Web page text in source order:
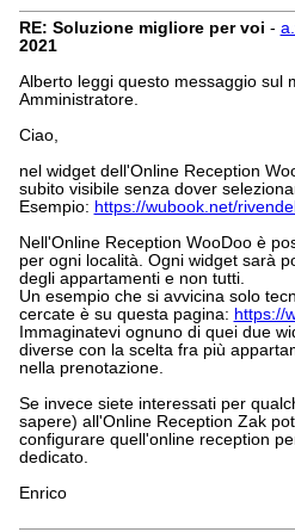
RE: Soluzione migliore per voi -
2021
Alberto leggi questo messaggio sul
Amministratore.
Ciao,
nel widget dell'Online Reception
subito visibile senza dover
Esempio: https://wubook.net/
Nell'Online Reception WooDoo è
per ogni località. Ogni widget sarà
degli appartamenti e non tutti.
Un esempio che si avvicina solo
cercate è su questa pagina: https://
Immaginatevi ognuno di quei due
diverse con la scelta fra più
nella prenotazione.
Se invece siete interessati per
sapere) all'Online Reception Zak
configurare quell'online reception
dedicato.
Enrico